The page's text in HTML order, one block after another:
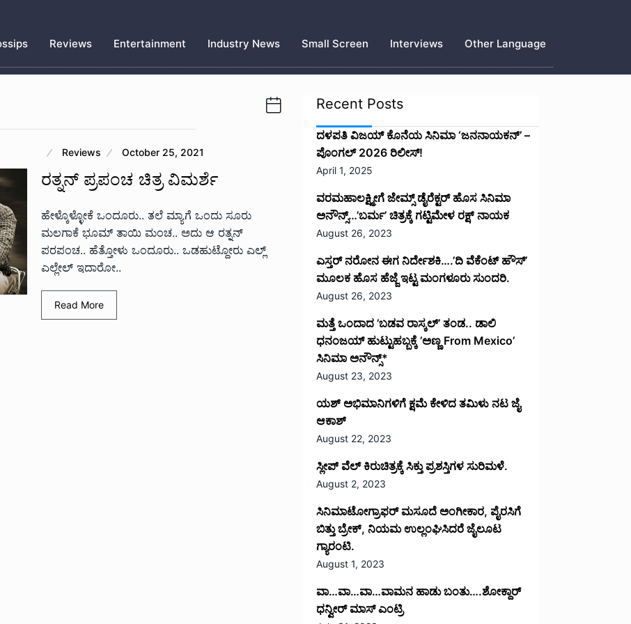
Reviews Entertainment Industry News Small Screen Interviews Other Language
Reviews October 25, 2021
ರತ್ನನ್ ಪ್ರಪಂಚ ಚಿತ್ರ ವಿಮರ್ಶೆ
ಹೇಳ್ಕೊಳ್ಳೋಕೆ ಒಂದೂರು.. ತಲೆ ಮ್ಯಾಗೆ ಒಂದು ಸೂರು
ಮಲಗಾಕೆ ಭೂಮ್ ತಾಯಿ ಮಂಚ.. ಅದು ಆ ರತ್ನನ್
ಪರಪಂಚ.. ಹೆತ್ತೋಳು ಒಂದೂರು.. ಒಡಹುಟ್ದೋರು ಎಲ್ಲ್
ಎಲ್ಲೇಲ್ ಇದಾರೋ..
Read More
Recent Posts
ದಳಪತಿ ವಿಜಯ್‌ ಕೊನೆಯ ಸಿನಿಮಾ ‘ಜನನಾಯಕನ್’ –
ಪೊಂಗಲ್ 2026 ರಿಲೀಸ್!
April 1, 2025
ವರಮಹಾಲಕ್ಷ್ಮೀಗೆ ಜೇಮ್ಸ್ ಡೈರೆಕ್ಟರ್ ಹೊಸ ಸಿನಿಮಾ
ಅನೌನ್ಸ್…’ಬರ್ಮ’ ಚಿತ್ರಕ್ಕೆ ಗಟ್ಟಿಮೇಳ ರಕ್ಷ್ ನಾಯಕ
August 26, 2023
ಎಸ್ತರ್ ನರೋನ ಈಗ ನಿರ್ದೇಶಕಿ….’ದಿ ವೆಕೆಂಟ್ ಹೌಸ್‌’‌
ಮೂಲಕ ಹೊಸ ಹೆಜ್ಜೆ ಇಟ್ಟ ಮಂಗಳೂರು ಸುಂದರಿ.
August 26, 2023
ಮತ್ತೆ ಒಂದಾದ ’ಬಡವ ರಾಸ್ಕಲ್’ ತಂಡ.. ಡಾಲಿ
ಧನಂಜಯ್ ಹುಟ್ಟುಹಬ್ಬಕ್ಕೆ ’ಅಣ್ಣ From Mexico’
ಸಿನಿಮಾ ಅನೌನ್ಸ್*
August 23, 2023
ಯಶ್ ಅಭಿಮಾನಿಗಳಿಗೆ ಕ್ಷಮೆ ಕೇಳಿದ ತಮಿಳು ನಟ ಜೈ
ಆಕಾಶ್
August 22, 2023
ಸ್ಲೀಪ್ ವೆಲ್ ಕಿರುಚಿತ್ರಕ್ಕೆ ಸಿಕ್ತು ಪ್ರಶಸ್ತಿಗಳ ಸುರಿಮಳೆ.
August 2, 2023
ಸಿನಿಮಾಟೋಗ್ರಾಫರ್ ಮಸೂದೆ ಅಂಗೀಕಾರ, ಪೈರಸಿಗೆ
ಬಿತ್ತು ಬ್ರೇಕ್, ನಿಯಮ ಉಲ್ಲಂಘಿಸಿದರೆ ಜೈಲೂಟ
ಗ್ಯಾರಂಟಿ.
August 1, 2023
ವಾ…ವಾ…ವಾ…ವಾಮನ ಹಾಡು ಬಂತು….ಶೋಕ್ದಾರ್
ಧನ್ವೀರ್ ಮಾಸ್ ಎಂಟ್ರಿ